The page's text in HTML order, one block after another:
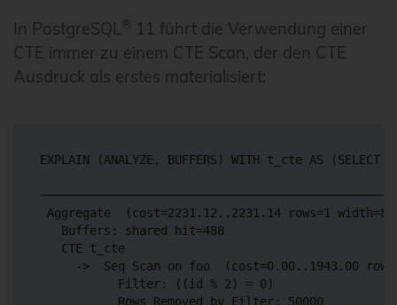
In PostgreSQL ® 11 führt die Verwendung einer
CTE immer zu einem CTE Scan, der den CTE
Ausdruck als erstes materialisiert:
EXPLAIN (ANALYZE, BUFFERS) WITH t_cte AS
Aggregate  (cost=2231.12..2231.14 rows=1
   Buffers: shared hit=488
   CTE t_cte
->  Seq Scan on foo  (cost=0.00..1943.00
           Filter: ((id % 2) = 0)
           Rows Removed by Filter: 50000